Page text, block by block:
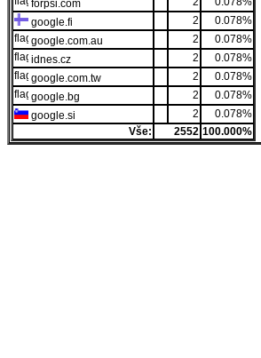
forpsi.com
google.fi
2
0.078%
google.com.au
2
0.078%
idnes.cz
2
0.078%
google.com.tw
2
0.078%
google.bg
2
0.078%
google.si
2
0.078%
Vše:
2552 100.000%